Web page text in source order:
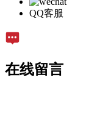
QQ客服
在线留言